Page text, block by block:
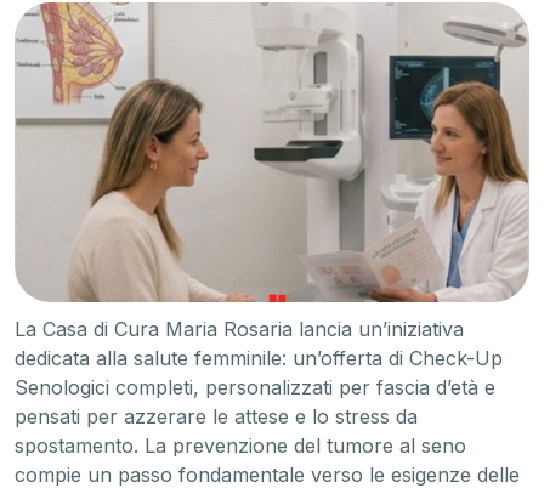
La Casa di Cura Maria Rosaria lancia un’iniziativa
dedicata alla salute femminile: un’offerta di Check-Up
Senologici completi, personalizzati per fascia d’età e
pensati per azzerare le attese e lo stress da
spostamento. La prevenzione del tumore al seno
compie un passo fondamentale verso le esigenze delle